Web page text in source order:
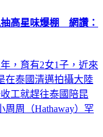
高星味爆棚 網讚：
，育有2女1子，近來
在泰國清邁拍攝大陸
工就趕往泰國陪昆
周（Hathaway）罕